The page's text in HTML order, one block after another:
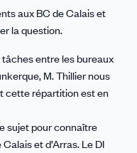
aux BC de Calais et
la question.
entre les bureaux
M. Thillier nous
cette répartition est en
sujet pour connaître
et d’Arras. Le DI